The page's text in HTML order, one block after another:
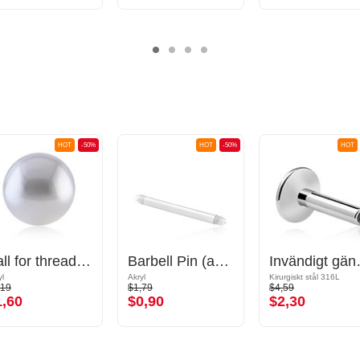
-50%
HOT
Ball for threaded pins (synthetic pearl, various colours) med imitation pearl
-50%
HOT
Barbell Pin (acrylic, various colours)
Akryl
$1,79
$0,90
HOT
Invändigt
Kirurgiskt stål 316L
$4,59
$2,30